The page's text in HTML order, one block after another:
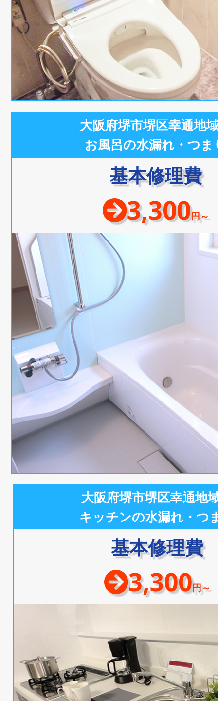
大阪府堺市堺区幸通地
お風呂の水漏れ・つま
基本修理費
3,300円～
大阪府堺市堺区幸通地
キッチンの水漏れ・つ
基本修理費
3,300円～